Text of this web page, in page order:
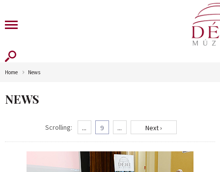
Home News
NEWS
Scrolling: ... 9 ... Next ›